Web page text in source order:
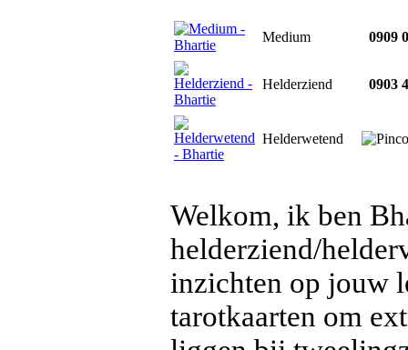
Medium 0909
Helderziend 0903
Helderwetend
Welkom, ik ben
helderziend/
inzichten op jouw
tarotkaarten om